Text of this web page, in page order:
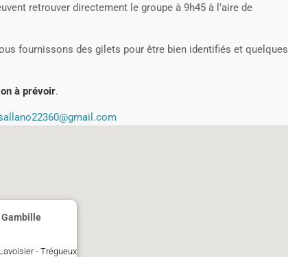
retrouver directement le groupe à 9h45 à l’aire de
fournissons des gilets pour être bien identifiés et quelques
à prévoir.
Gambille
- Trégueux